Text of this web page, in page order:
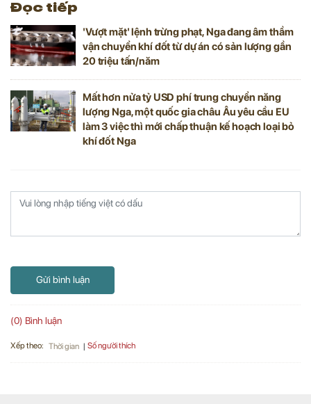
Đọc tiếp
'Vượt mặt' lệnh trừng phạt, Nga đang âm thầm
vận chuyển khí đốt từ dự án có sản lượng gần
20 triệu tấn/năm
Mất hơn nửa tỷ USD phí trung chuyển năng
lượng Nga, một quốc gia châu Âu yêu cầu EU
làm 3 việc thì mới chấp thuận kế hoạch loại bỏ
khí đốt Nga
Gửi bình luận
(0) Bình luận
Xếp theo: Thời gian Số người thích